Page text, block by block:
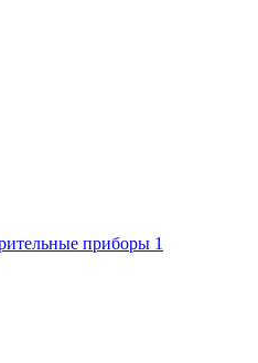
приборы 1